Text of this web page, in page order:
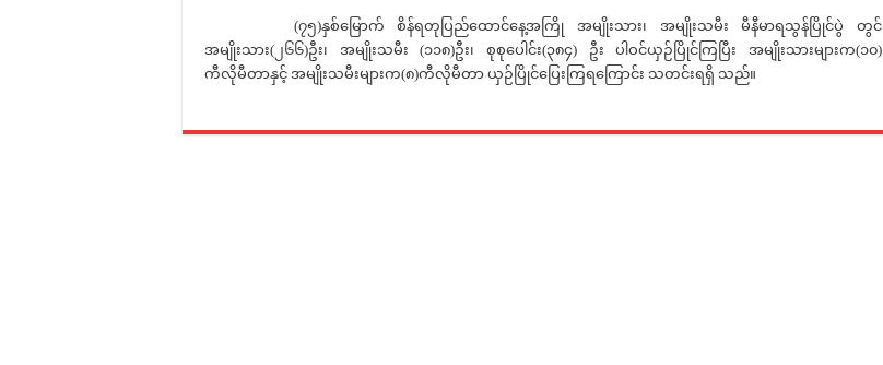
(၇၅)နှစ်မြောက် စိန်ရတုပြည်ထောင်နေ့အကြို အမျိုးသား၊ အမျိုးသမီး မီနီမာရသွန်ပြိုင်ပွဲ တွင်
အမျိုးသား(၂၆၆)ဦး၊ အမျိုးသမီး (၁၁၈)ဦး၊ စုစုပေါင်း(၃၈၄) ဦး ပါဝင်ယှဉ်ပြိုင်ကြပြီး အမျိုးသားများက(၁၀)
ကီလိုမီတာနှင့် အမျိုးသမီးများက(၈)ကီလိုမီတာ ယှဉ်ပြိုင်ပြေးကြရကြောင်း သတင်းရရှိ သည်။